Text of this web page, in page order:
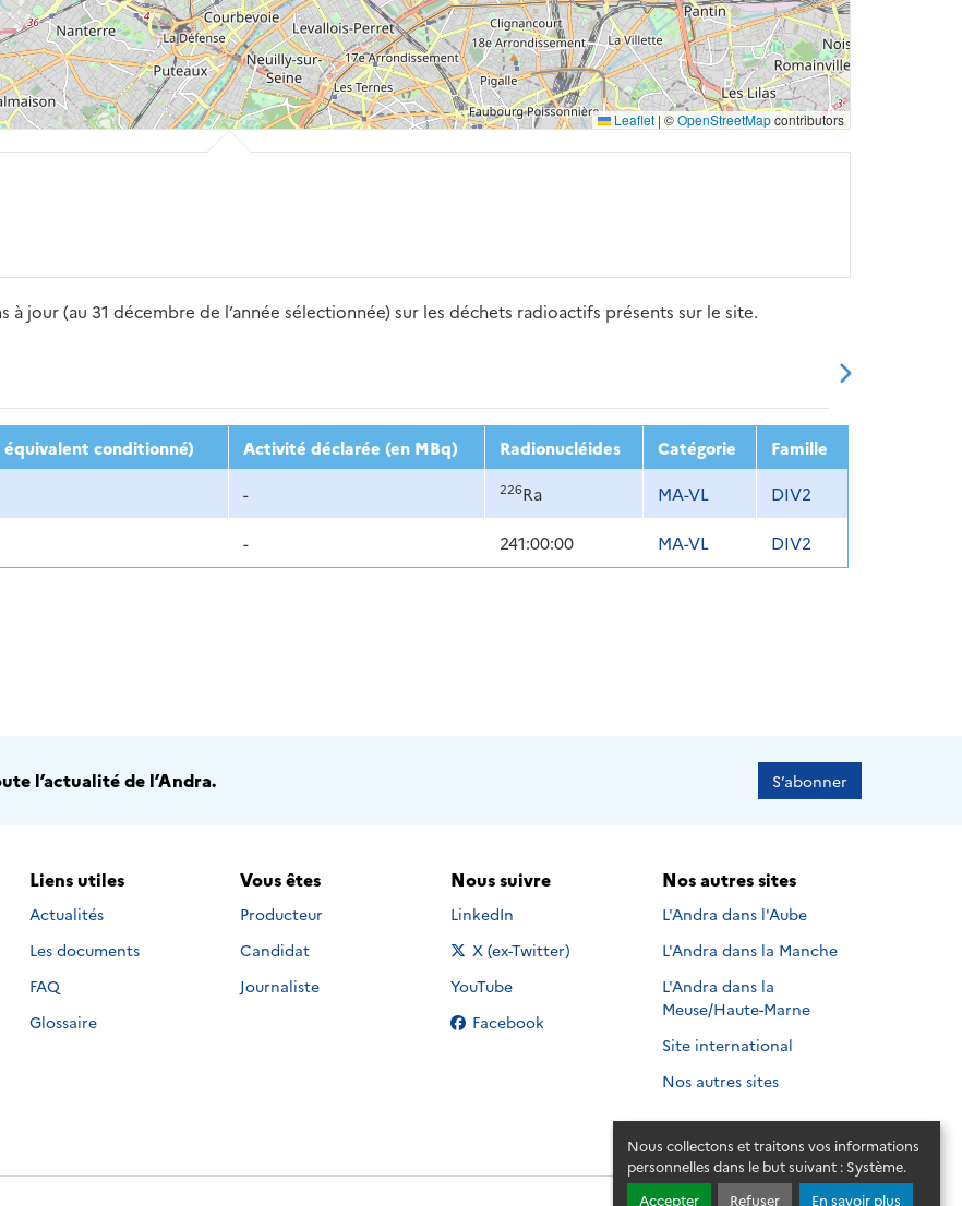
Nous collectons et traitons vos informations
personnelles dans le but suivant : Système.
Accepter
Refuser En savoir plus
Leaflet | ©OpenStreetMapcontributors
jour (au 31 décembre de l’année sélectionnée) sur les déchets radioactifs présents sur le site.
2017 2018 2019 2020 2021 2022 2023
équivalent conditionné) Activité déclarée (en MBq) Radionucléides Catégorie
Famille
- 226Ra MA-VL DIV2
- 241:00:00 MA-VL DIV2
l’actualité de l’Andra. S’abonner
Liens utiles
Actualités
Les documents
FAQ
Glossaire
Vous êtes
Producteur
Candidat
Journaliste
Nous suivre
Nous suivre sur
LinkedIn
Nous suivre sur
X (ex-Twitter)
Nous suivre sur
YouTube
Nous suivre sur
Facebook
Nos autres sites
L'Andra dans l'Aube
L'Andra dans la Manche
L'Andra dans la
Meuse/Haute-Marne
Site international
Nos autres sites